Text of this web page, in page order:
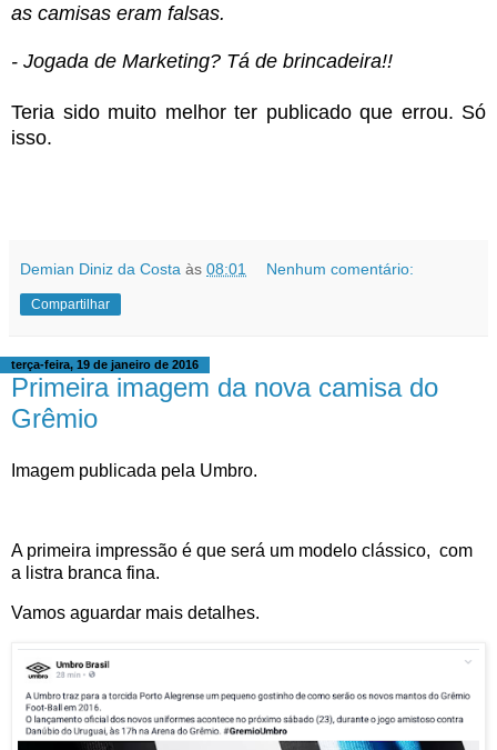
as camisas eram falsas.
- Jogada de Marketing? Tá de brincadeira!!
Teria sido muito melhor ter publicado que errou. Só
isso.
Demian Diniz da Costa às 08:01 Nenhum comentário:
Compartilhar
terça-feira, 19 de janeiro de 2016
Primeira imagem da nova camisa do
Grêmio
Imagem publicada pela Umbro.
A primeira impressão é que será um modelo clássico, com
a listra branca fina.
Vamos aguardar mais detalhes.